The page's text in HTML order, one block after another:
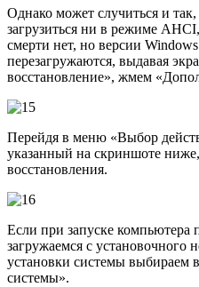
Однако может случиться и
загрузиться ни в режиме
смерти нет, но версии
перезагружаются, выдавая
восстановление», жмем
Перейдя в меню «Выбор
указанный на скриншоте
восстановления.
Если при запуске компьютера
загружаемся с установочного
установки системы выбираем
системы».